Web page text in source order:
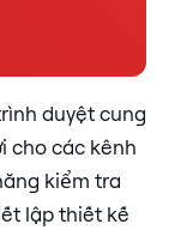
duyệt cung
cho các kênh
kiểm tra
lập thiết kế